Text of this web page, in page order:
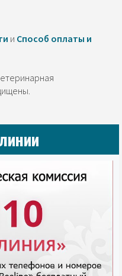
и Cпособ оплаты и